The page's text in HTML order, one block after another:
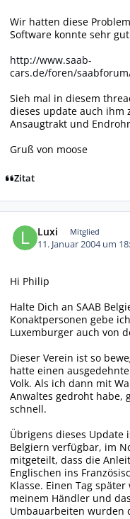
Wir hatten diese
Software konnte sehr
http://www.saab-
cars.de/foren/
Sieh mal in diesem
dieses update auch ihm
Ansaugtrakt und
Gruß von moose
Zitat
Luxi Mitglied
11. Januar 2004 um
Hi Philip
Halte Dich an SAAB
Konaktpersonen gebe
Luxemburger auch von
Dieser Verein ist so
hatte einen
Volk. Als ich dann mit
Anwaltes gedroht habe,
schnell.
Übrigens dieses Update
Belgiern verfügbar, im
mitgeteilt, dass die
Englischen ins
Klasse. Einen Tag
meinem Händler und
Umbauarbeiten wurden